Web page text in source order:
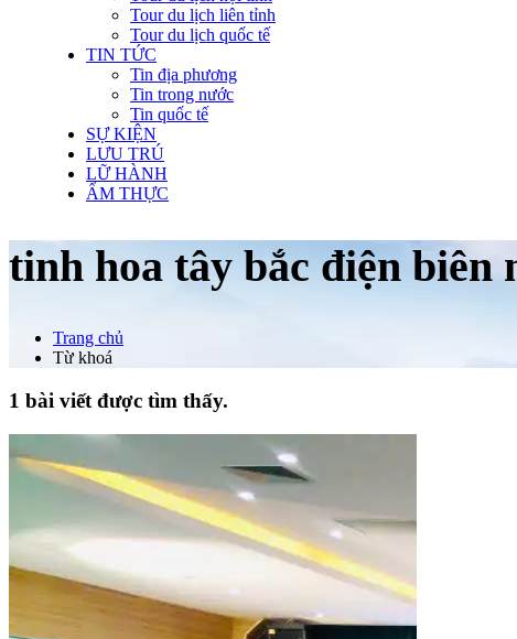
Tour du lịch liên tỉnh
Tour du lịch quốc tế
TIN TỨC
Tin địa phương
Tin trong nước
Tin quốc tế
SỰ KIỆN
LƯU TRÚ
LỮ HÀNH
ẨM THỰC
tinh hoa tây bắc điện biên
Trang chủ
Từ khoá
1 bài viết được tìm thấy.